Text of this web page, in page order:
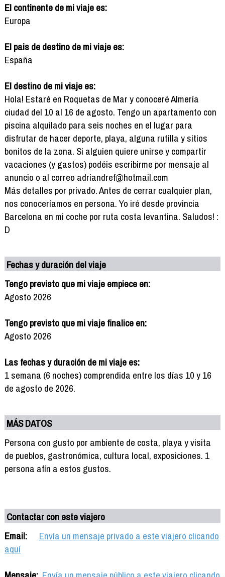
El continente de mi viaje es:
Europa
El pais de destino de mi viaje es:
España
El destino de mi viaje es:
Hola! Estaré en Roquetas de Mar y conoceré Almería
ciudad del 10 al 16 de agosto. Tengo un apartamento con
piscina alquilado para seis noches en el lugar para
disfrutar de hacer deporte, playa, alguna rutilla y sitios
bonitos de la zona. Si alguien quiere unirse y compartir
vacaciones (y gastos) podéis escribirme por mensaje al
anuncio o al correo adriandref@hotmail.com
Más detalles por privado. Antes de cerrar cualquier plan,
nos conoceríamos en persona. Yo iré desde provincia
Barcelona en mi coche por ruta costa levantina. Saludos! :
D
Fechas y duración del viaje
Tengo previsto que mi viaje empiece en:
Agosto 2026
Tengo previsto que mi viaje finalice en:
Agosto 2026
Las fechas y duración de mi viaje es:
1 semana (6 noches) comprendida entre los días 10 y 16
de agosto de 2026.
MÁS DATOS
Persona con gusto por ambiente de costa, playa y visita
de pueblos, gastronómica, cultura local, exposiciones. 1
persona afín a estos gustos.
Contactar con este viajero
Email:
Envía un mensaje privado a este viajero clicando
aquí